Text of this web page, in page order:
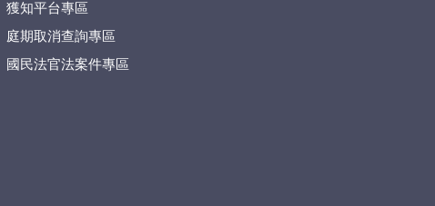
獲知平台專區
庭期取消查詢專區
國民法官法案件專區